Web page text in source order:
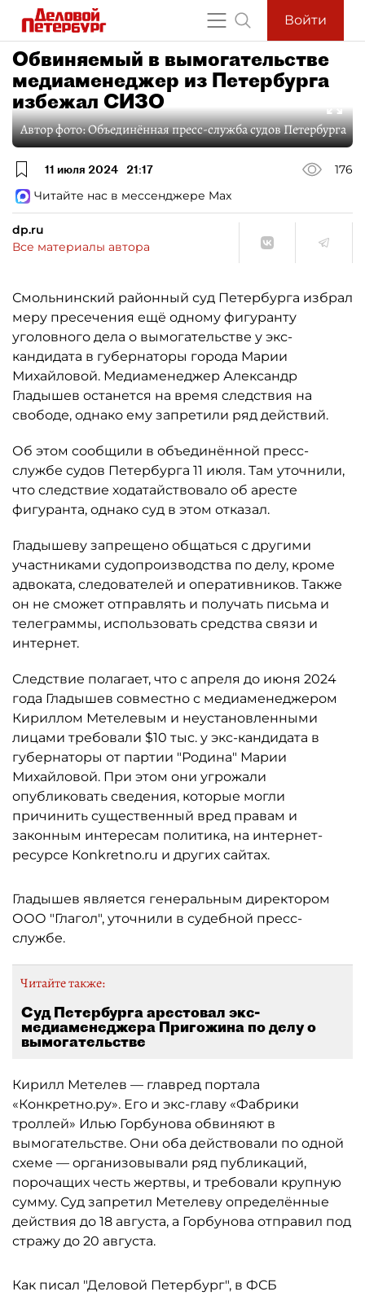
Войти
Обвиняемый в вымогательстве
медиаменеджер из Петербурга
избежал СИЗО
Автор фото:Объединённая пресс-служба судов Петербурга
11 июля 2024 21:17
176
Читайте нас в мессенджере Max
dp.ru
Все материалы автора
Смольнинский районный суд Петербурга избрал
меру пресечения ещё одному фигуранту
уголовного дела о вымогательстве у экс-
кандидата в губернаторы города Марии
Михайловой. Медиаменеджер Александр
Гладышев останется на время следствия на
свободе, однако ему запретили ряд действий.
Об этом сообщили в объединённой пресс-
службе судов Петербурга 11 июля. Там уточнили,
что следствие ходатайствовало об аресте
фигуранта, однако суд в этом отказал.
Гладышеву запрещено общаться с другими
участниками судопроизводства по делу, кроме
адвоката, следователей и оперативников. Также
он не сможет отправлять и получать письма и
телеграммы, использовать средства связи и
интернет.
Следствие полагает, что с апреля до июня 2024
года Гладышев совместно с медиаменеджером
Кириллом Метелевым и неустановленными
лицами требовали $10 тыс. у экс-кандидата в
губернаторы от партии "Родина" Марии
Михайловой. При этом они угрожали
опубликовать сведения, которые могли
причинить существенный вред правам и
законным интересам политика, на интернет-
ресурсе Кonkretno.ru и других сайтах.
Гладышев является генеральным директором
ООО "Глагол", уточнили в судебной пресс-
службе.
Читайте также:
Суд Петербурга арестовал экс-
медиаменеджера Пригожина по делу о
вымогательстве
Кирилл Метелев — главред портала
«Конкретно.ру». Его и экс-главу «Фабрики
троллей» Илью Горбунова обвиняют в
вымогательстве. Они оба действовали по одной
схеме — организовывали ряд публикаций,
порочащих честь жертвы, и требовали крупную
сумму. Суд запретил Метелеву определённые
действия до 18 августа, а Горбунова отправил под
стражу до 20 августа.
Как писал "Деловой Петербург", в ФСБ